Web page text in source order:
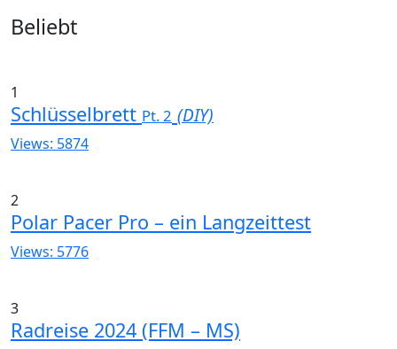
Widgets
Beliebt
1
Schlüsselbrett Pt. 2 (DIY)
Views: 5874
2
Polar Pacer Pro – ein Langzeittest
Views: 5776
3
Radreise 2024 (FFM – MS)